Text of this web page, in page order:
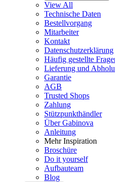
View All
Technische Daten
Bestellvorgang
Mitarbeiter
Kontakt
Datenschutzerklärung
Häufig gestellte
Lieferung und
Garantie
AGB
Trusted Shops
Zahlung
Stützpunkthändler
Über Gabinova
Anleitung
Mehr Inspiration
Broschüre
Do it yourself
Aufbauteam
Blog